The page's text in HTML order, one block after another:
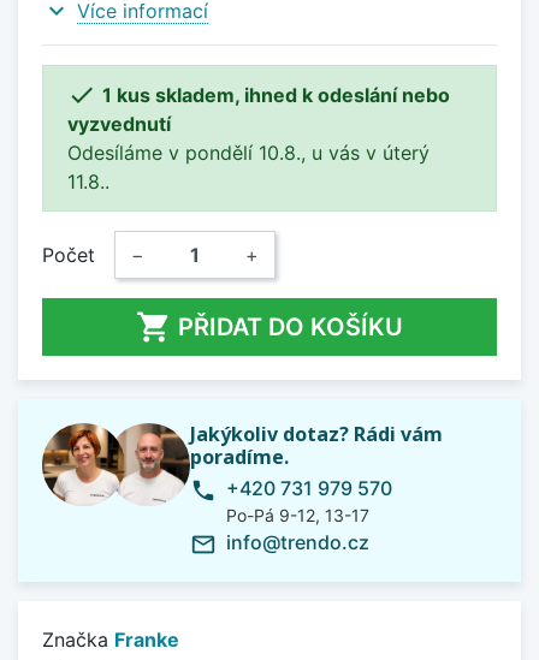
expand_more Více informací
 1 kus skladem, ihned k odeslání nebo
vyzvednutí
Odesíláme v pondělí 10.8., u vás v úterý
11.8..
Počet − +
 PŘIDAT DO KOŠÍKU
Jakýkoliv dotaz? Rádi vám
poradíme.
phone +420 731 979 570
Po-Pá 9-12, 13-17
mail_outline info@trendo.cz
Značka Franke